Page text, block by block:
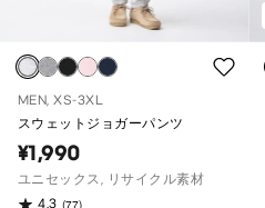
MEN, XS-3XL
スウェットジョガーパンツ
¥1,990
ユニセックス, リサイクル素材
4.3 (77)